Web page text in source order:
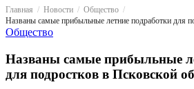
Главная Новости
Общество
Общество
Названы самые прибыльные
для подростков в Псковской